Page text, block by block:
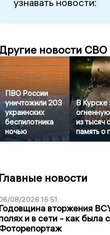
новости СВО
ПВО России
уничтожили 203
украинских
беспилотника
ночью
В Курске
из тысяч
память о
Главные новости
08/2026 15:51
Годовщина вторжения
и в сети - как была